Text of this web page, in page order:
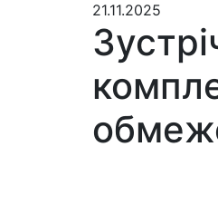
21.11.2025